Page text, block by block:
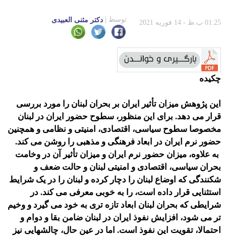
01:25 ب.ظ - 14 فوریه 2021 توسط دکتر مثنی العبیدی
چکیده
این پژوهش میزان تأثیر ایران بر بحران لبنان را مورد بررسی
قرار می دهد. برای این منظور، سطوح حضور ایران در لبنان
مخصوصا سطوح سیاسی، اقتصادی، امنیتی و نظامی و همچنین
حضور نرم ایران در ابعاد فرهنگی و مذهبی را روشن می كند.
به علاوه، میزان حضور نرم ایران و میزان تأثیر آن در وخامت
بحران سیاسی، اقتصادی و امنیتی لبنان و حالت ضعف و
شکنندگی که اوضاع لبنان را دچار کرده و لبنان را در یک شرایط
استثنایی قرار داده است، را به خوبی معرفی می کند. در
شرایطی که بحران لبنان ابعاد تازه تری به خود می گیرد و وخیم
تر می شود، افزایش نفوذ ایران در لبنان ضامن بقا و دوام و
احتمالا، تقویت این نفوذ است. اما در عین حال، چالشهایی نیز